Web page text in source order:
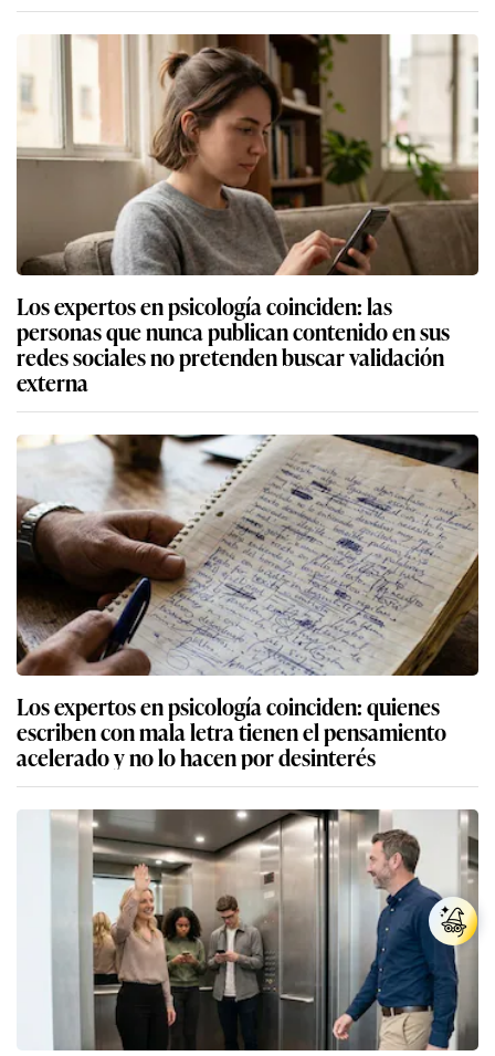
Los expertos en psicología coinciden: las
personas que nunca publican contenido en sus
redes sociales no pretenden buscar validación
externa
Los expertos en psicología coinciden: quienes
escriben con mala letra tienen el pensamiento
acelerado y no lo hacen por desinterés